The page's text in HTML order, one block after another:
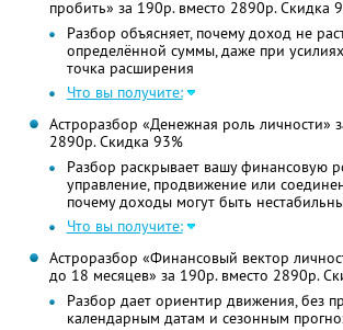
пробить» за 190р. вместо 2890р. Скидка
Разбор объясняет, почему доход не
определённой суммы, даже при
точка расширения
Что вы получите:
Астроразбор «Денежная роль личности»
2890р. Скидка 93%
Разбор раскрывает вашу финансовую
управление, продвижение или
почему доходы могут быть
Что вы получите:
Астроразбор «Финансовый вектор
до 18 месяцев» за 190р. вместо 2890р.
Разбор дает ориентир движения, без
календарным датам и сезонным